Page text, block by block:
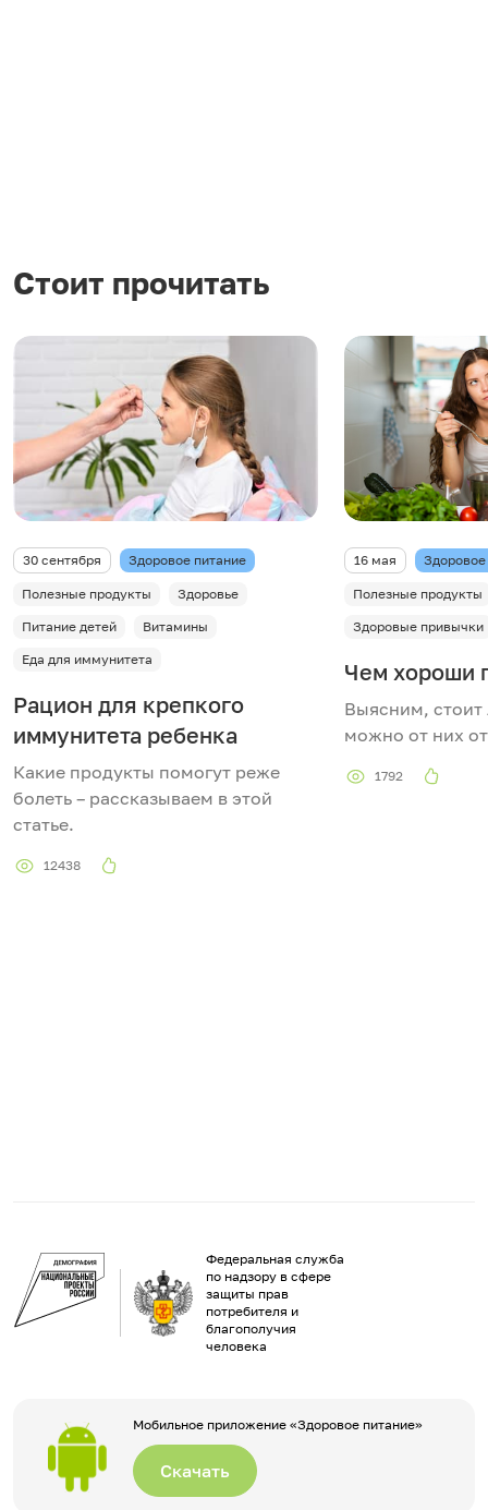
Стоит прочитать
30 сентября Здоровое питание
Полезные продукты
Здоровье
Питание детей
Витамины
Еда для иммунитета
Рацион для крепкого
иммунитета ребенка
Какие продукты помогут реже
болеть – рассказываем в этой
статье.
12438
16 мая
Полезные продукты
Здоровые привычки
Чем хороши
Выясним, стоит
можно от них
1792
Федеральная служба
по надзору в сфере
защиты прав
потребителя и
благополучия
человека
Мобильное приложение «Здоровое питание»
Скачать